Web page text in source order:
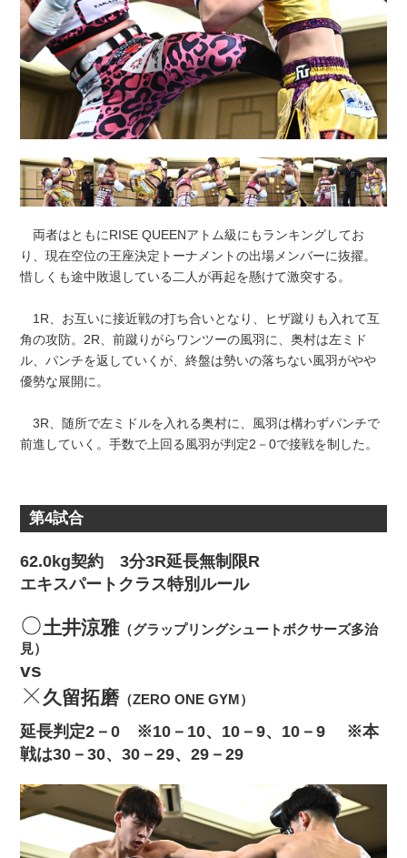
両者はともにRISE QUEENアトム級にもランキングしてお
り、現在空位の王座決定トーナメントの出場メンバーに抜擢。
惜しくも途中敗退している二人が再起を懸けて激突する。
1R、お互いに接近戦の打ち合いとなり、ヒザ蹴りも入れて互
角の攻防。2R、前蹴りがらワンツーの風羽に、奥村は左ミド
ル、パンチを返していくが、終盤は勢いの落ちない風羽がやや
優勢な展開に。
3R、随所で左ミドルを入れる奥村に、風羽は構わずパンチで
前進していく。手数で上回る風羽が判定2－0で接戦を制した。
第4試合
62.0kg契約 3分3R延長無制限R
エキスパートクラス特別ルール
土井涼雅 （グラップリングシュートボクサーズ多治
見）
vs
久留拓磨（ZERO ONE GYM）
延長判定2－0 ※10－10、10－9、10－9 ※本
戦は30－30、30－29、29－29